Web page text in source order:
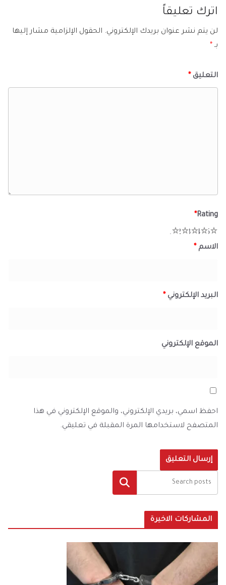
اترك تعليقاً
لن يتم نشر عنوان بريدك الإلكتروني. الحقول الإلزامية مشار إليها
بـ *
التعليق*
Rating
*
5
4
3
2
الاسم*
البريد الإلكتروني*
الموقع الإلكتروني
احفظ اسمي، بريدي الإلكتروني، والموقع الإلكتروني في هذا
المتصفح لاستخدامها المرة المقبلة في تعليقي.
البحث
المشاركات الاخيرة